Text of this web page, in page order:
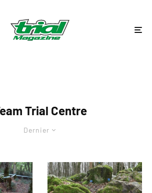
Trial Centre
Dernier